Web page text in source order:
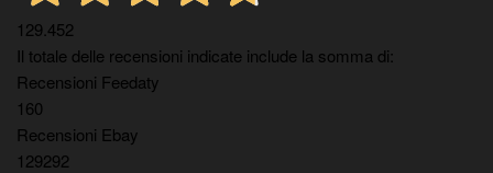
129.452
Il totale delle recensioni indicate include la somma di:
Recensioni Feedaty
160
Recensioni Ebay
129292